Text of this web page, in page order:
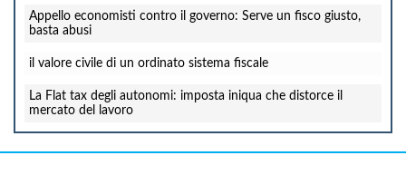
Appello economisti contro il governo: Serve un fisco giusto,
basta abusi
il valore civile di un ordinato sistema fiscale
La Flat tax degli autonomi: imposta iniqua che distorce il
mercato del lavoro